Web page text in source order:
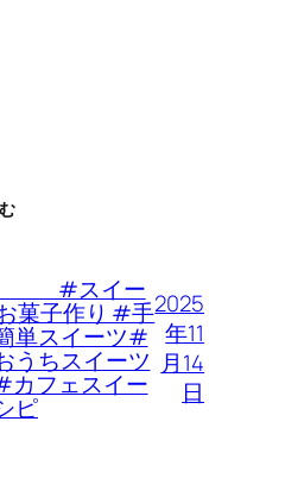
スイー
菓子作り #手
単スイーツ#
うちスイーツ
フェスイー
ピ
2025
年11
月14
日